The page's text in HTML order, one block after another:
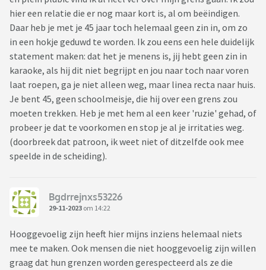
hier een relatie die er nog maar kort is, al om beëindigen.
Daar heb je met je 45 jaar toch helemaal geen zin in, om zo
in een hokje geduwd te worden. Ik zou eens een hele duidelijk
statement maken: dat het je menens is, jij hebt geen zin in
karaoke, als hij dit niet begrijpt en jou naar toch naar voren
laat roepen, ga je niet alleen weg, maar linea recta naar huis.
Je bent 45, geen schoolmeisje, die hij over een grens zou
moeten trekken. Heb je met hem al een keer 'ruzie' gehad, of
probeer je dat te voorkomen en stop je al je irritaties weg.
(doorbreek dat patroon, ik weet niet of ditzelfde ook mee
speelde in de scheiding).
Bgdrrejnxs53226
29-11-2023 om 14:22
Hooggevoelig zijn heeft hier mijns inziens helemaal niets
mee te maken. Ook mensen die niet hooggevoelig zijn willen
graag dat hun grenzen worden gerespecteerd als ze die